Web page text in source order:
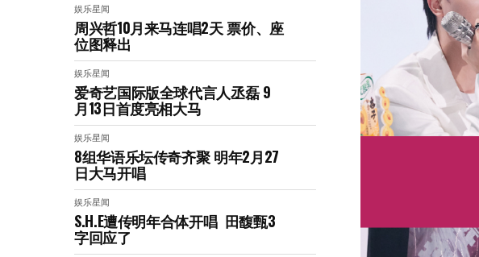
娱乐星闻
周兴哲10月来马连唱2天 票价、座
位图释出
娱乐星闻
爱奇艺国际版全球代言人丞磊 9
月13日首度亮相大马
娱乐星闻
8组华语乐坛传奇⻬聚 明年2月27
日大马开唱
娱乐星闻
S.H.E遭传明年合体开唱 田馥甄3
字回应了